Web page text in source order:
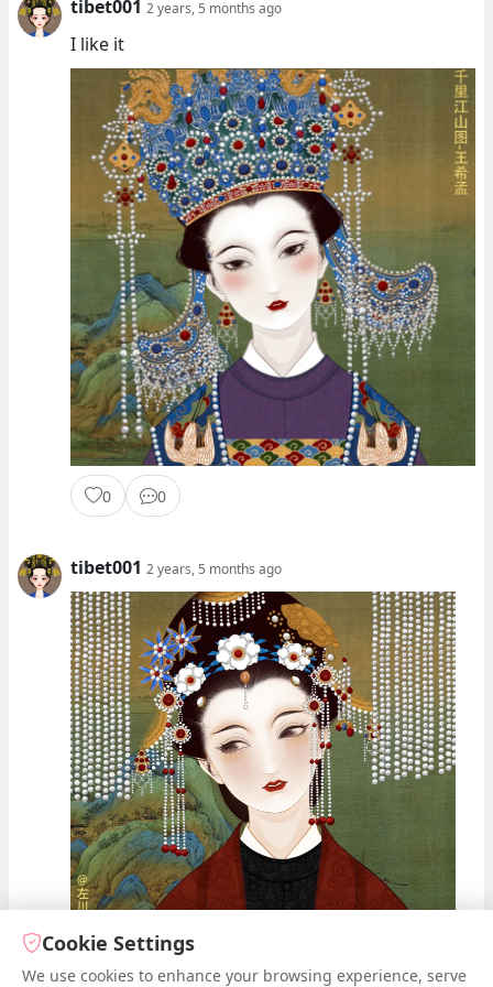
tibet001 2 years, 5 months ago
I like it
0 0
tibet001 2 years, 5 months ago
1 0
Cookie Settings
We use cookies to enhance your browsing experience, serve